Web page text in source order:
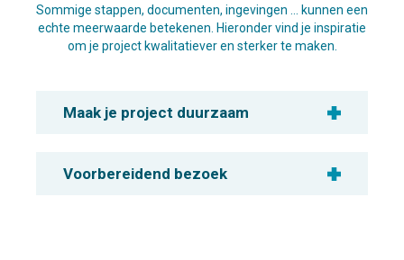
Sommige stappen, documenten, ingevingen … kunnen een
echte meerwaarde betekenen. Hieronder vind je inspiratie
om je project kwalitatiever en sterker te maken.
Maak je project duurzaam
Voorbereidend bezoek